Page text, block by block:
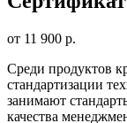
от 11 900 р.
Среди продуктов
стандартизации
занимают
качества